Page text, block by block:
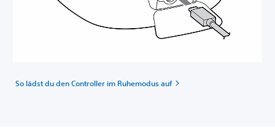
So lädst du den Controller im Ruhemodus auf